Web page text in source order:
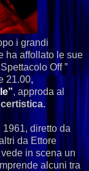
i grandi
ha affollato le sue
Off ”
21.00,
, approda al
diretto da
da Ettore
in scena un
alcuni tra